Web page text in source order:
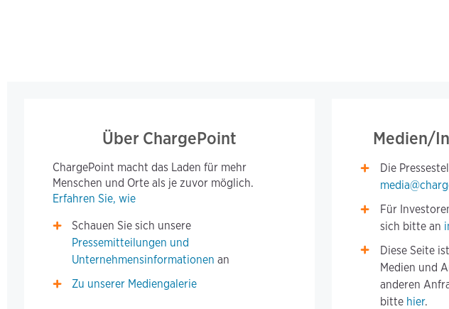
Über ChargePoint
ChargePoint macht das Laden für mehr
Menschen und Orte als je zuvor möglich.
Erfahren Sie, wie
Schauen Sie sich unsere
Pressemitteilungen und
Unternehmensinformationen an
Zu unserer Mediengalerie
Medien/
Die
Für
sich bitte an
Diese Seite
Medien und
anderen
bitte hier.